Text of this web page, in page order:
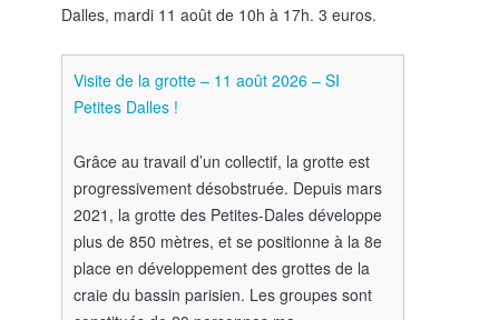
Dalles, mardi 11 août de 10h à 17h. 3 euros.
Visite de la grotte – 11 août 2026 – SI
Petites Dalles !
Grâce au travail d’un collectif, la grotte est
progressivement désobstruée. Depuis mars
2021, la grotte des Petites-Dales développe
plus de 850 mètres, et se positionne à la 8e
place en développement des grottes de la
craie du bassin parisien. Les groupes sont